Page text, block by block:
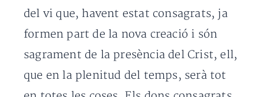
del vi que, havent estat consagrats, ja
formen part de la nova creació i són
sagrament de la presència del Crist, ell,
que en la plenitud del temps, serà tot